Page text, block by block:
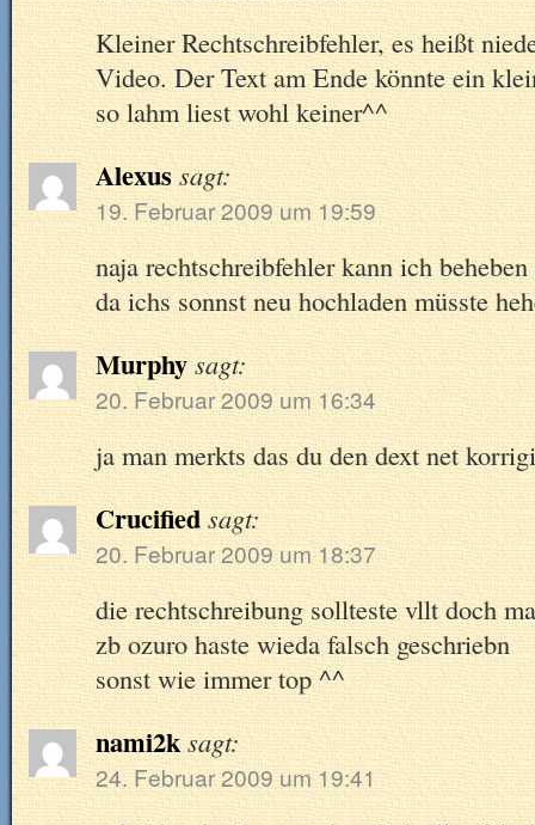
Kleiner Rechtschreibfehler, es heißt
Video. Der Text am Ende könnte ein
so lahm liest wohl keiner^^
Alexus sagt:
19. Februar 2009 um 19:59
naja rechtschreibfehler kann ich
da ichs sonnst neu hochladen müsste
Murphy sagt:
20. Februar 2009 um 16:34
ja man merkts das du den dext net
Crucified sagt:
20. Februar 2009 um 18:37
die rechtschreibung sollteste vllt doch
zb ozuro haste wieda falsch geschriebn
sonst wie immer top ^^
nami2k sagt:
24. Februar 2009 um 19:41